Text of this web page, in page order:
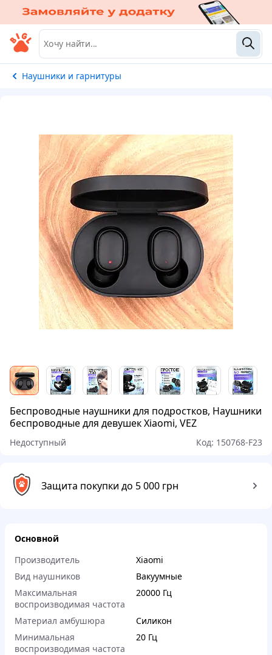
Наушники и гарнитуры
Беспроводные наушники для подростков, Наушники
беспроводные для девушек Xiaomi, VEZ
Недоступный Код: 150768-F23
Защита покупки до 5 000 грн
Основной
Производитель
Xiaomi
Вид наушников
Вакуумные
Максимальная
воспроизводимая частота
20000 Гц
Материал амбушюра
Силикон
Минимальная
воспроизводимая частота
20 Гц